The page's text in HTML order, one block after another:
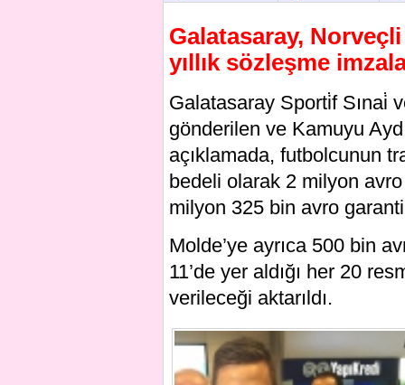
Galatasaray,
yıllık sözleşme
Galatasaray Sporti̇f Sınai̇
gönderilen ve Kamuyu
açıklamada, futbolcunun
bedeli olarak 2 milyon
milyon 325 bin avro
Molde’ye ayrıca 500 bin
11’de yer aldığı her 20
verileceği aktarıldı.